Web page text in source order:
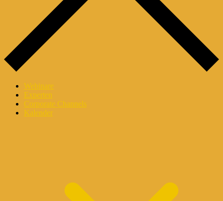
Webinare
Experten
Corporate Channels
Kalender